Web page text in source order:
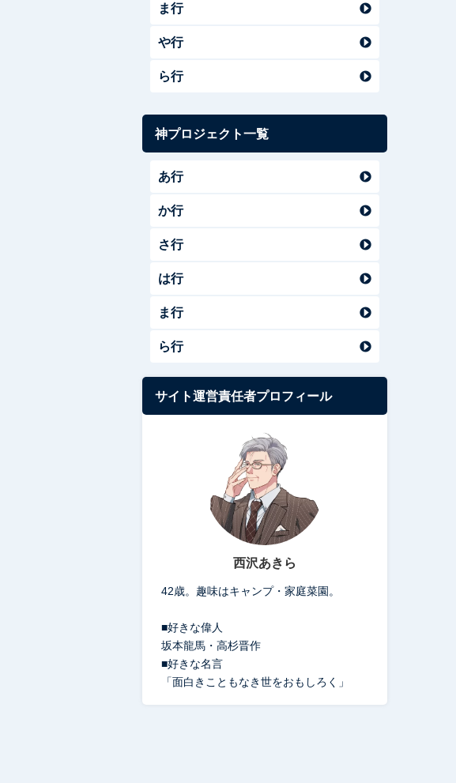
ま行
や行
ら行
神プロジェクト一覧
あ行
か行
さ行
は行
ま行
ら行
サイト運営責任者プロフィール
西沢あきら
42歳。趣味はキャンプ・家庭菜園。
■好きな偉人
坂本龍馬・高杉晋作
■好きな名言
「面白きこともなき世をおもしろく」